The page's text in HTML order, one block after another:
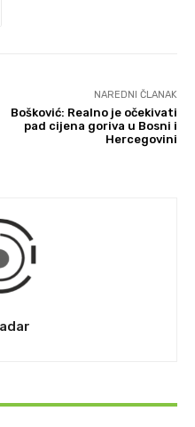
NAREDNI ČLANAK
Bošković: Realno je očekivati
pad cijena goriva u Bosni i
Hercegovini